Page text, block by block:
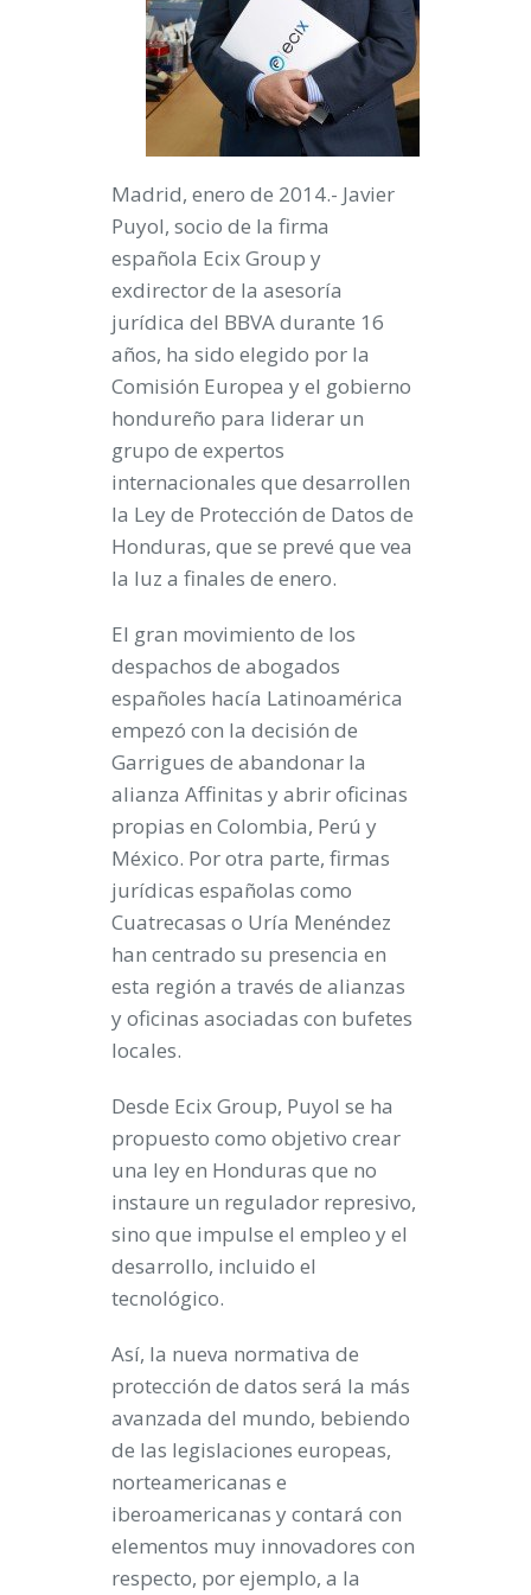
Madrid, enero de 2014.- Javier
Puyol, socio de la firma
española Ecix Group y
exdirector de la asesoría
jurídica del BBVA durante 16
años, ha sido elegido por la
Comisión Europea y el gobierno
hondureño para liderar un
grupo de expertos
internacionales que desarrollen
la Ley de Protección de Datos de
Honduras, que se prevé que vea
la luz a finales de enero.
El gran movimiento de los
despachos de abogados
españoles hacía Latinoamérica
empezó con la decisión de
Garrigues de abandonar la
alianza Affinitas y abrir oficinas
propias en Colombia, Perú y
México. Por otra parte, firmas
jurídicas españolas como
Cuatrecasas o Uría Menéndez
han centrado su presencia en
esta región a través de alianzas
y oficinas asociadas con bufetes
locales.
Desde Ecix Group, Puyol se ha
propuesto como objetivo crear
una ley en Honduras que no
instaure un regulador represivo,
sino que impulse el empleo y el
desarrollo, incluido el
tecnológico.
Así, la nueva normativa de
protección de datos será la más
avanzada del mundo, bebiendo
de las legislaciones europeas,
norteamericanas e
iberoamericanas y contará con
elementos muy innovadores con
respecto, por ejemplo, a la